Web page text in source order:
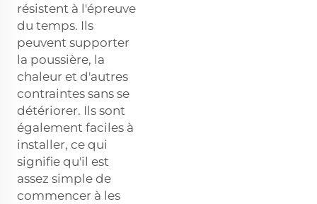
résistent à l'épreuve
du temps. Ils
peuvent supporter
la poussière, la
chaleur et d'autres
contraintes sans se
détériorer. Ils sont
également faciles à
installer, ce qui
signifie qu'il est
assez simple de
commencer à les